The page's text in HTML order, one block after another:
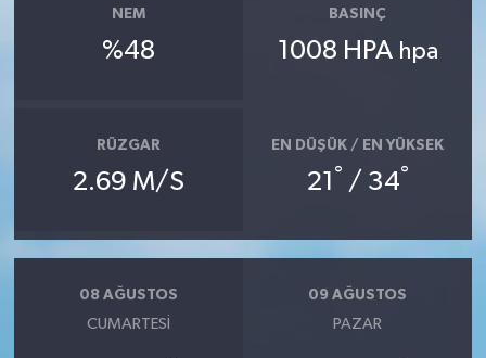
NEM
%48
BASINÇ
1008 HPA hpa
RÜZGAR
2.69 M/S
EN DÜŞÜK / EN YÜKSEK
21 ° / 34°
08 AĞUSTOS
CUMARTESI
09 AĞUSTOS
PAZAR